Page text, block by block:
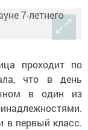
проходит по
что в день
в один из
в первый класс.